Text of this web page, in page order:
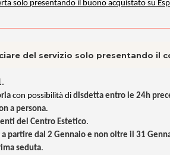
solo presentando il buono acquistato su
del servizio solo presentando il
con possibilità di disdetta entro le 24h
a persona.
del Centro Estetico.
a partire dal 2 Gennaio e non oltre il 31
seduta.